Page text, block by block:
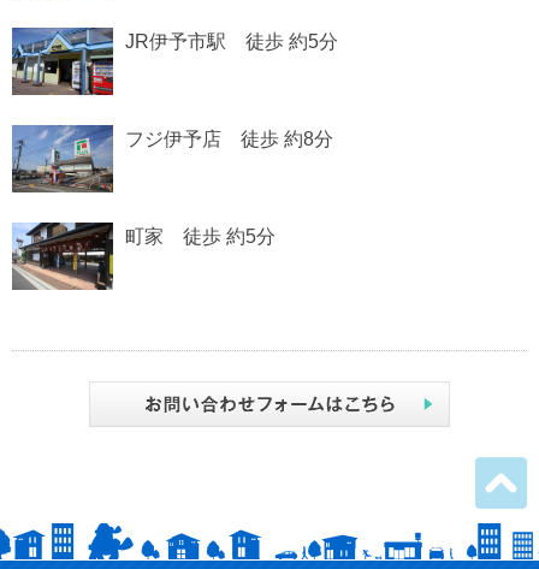
JR伊予市駅 徒歩 約5分
フジ伊予店 徒歩 約8分
町家 徒歩 約5分